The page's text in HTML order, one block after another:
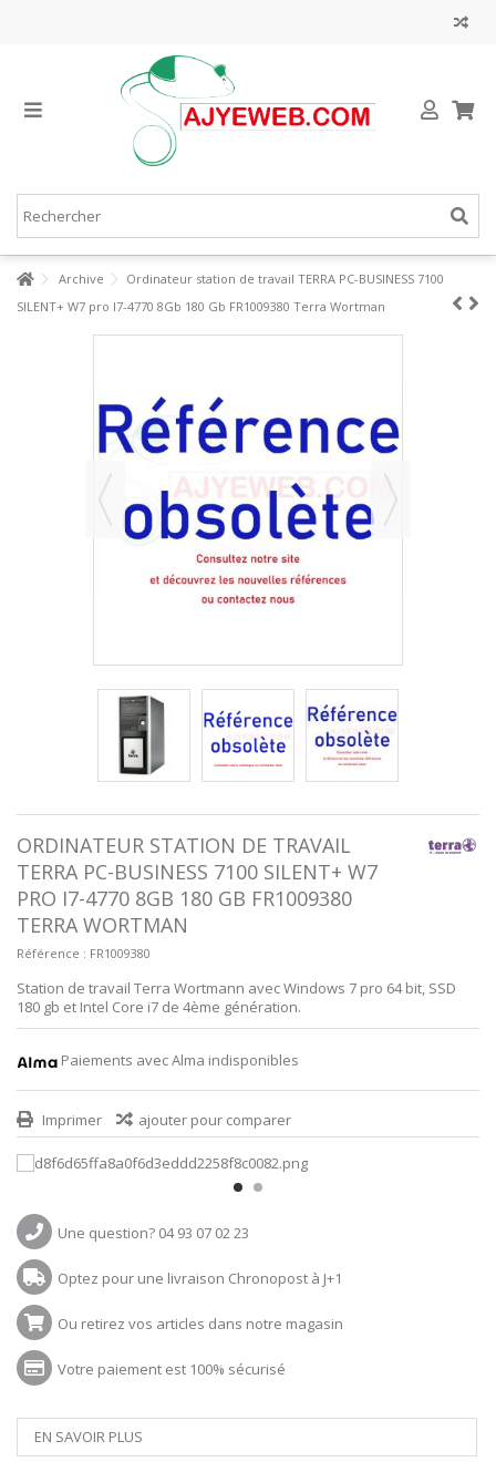
Archive
Ordinateur station de travail TERRA PC-BUSINESS 7100
SILENT+ W7 pro I7-4770 8Gb 180 Gb FR1009380 Terra Wortman
ORDINATEUR STATION DE TRAVAIL
TERRA PC-BUSINESS 7100 SILENT+ W7
PRO I7-4770 8GB 180 GB FR1009380
TERRA WORTMAN
Référence : FR1009380
Station de travail Terra Wortmann avec Windows 7 pro 64 bit, SSD
180 gb et Intel Core i7 de 4ème génération.
Paiements avec Alma indisponibles
Imprimer ajouter pour comparer
Une question? 04 93 07 02 23
Optez pour une livraison Chronopost à J+1
Ou retirez vos articles dans notre magasin
Votre paiement est 100% sécurisé
EN SAVOIR PLUS